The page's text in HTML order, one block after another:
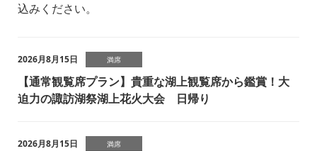
込みください。
2026月8月15日 満席
【通常観覧席プラン】貴重な湖上観覧席から鑑賞！大
迫力の諏訪湖祭湖上花火大会 日帰り
2026月8月15日 満席